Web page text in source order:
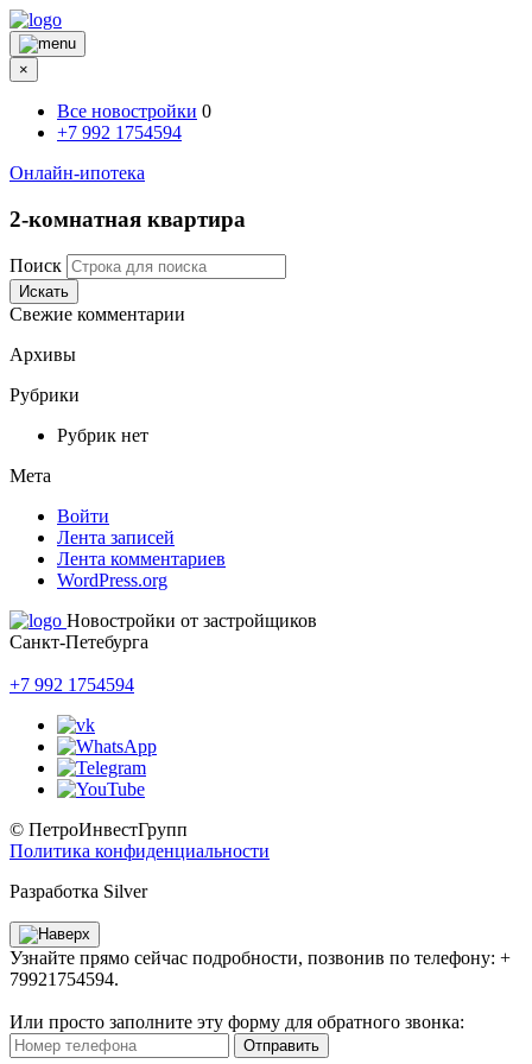
×
Все новостройки 0
+7 992 1754594
Онлайн-ипотека
2-комнатная квартира
Поиск
Искать
Свежие комментарии
Архивы
Рубрики
Рубрик нет
Мета
Войти
Лента записей
Лента комментариев
WordPress.org
Новостройки от застройщиков
Санкт-Петебурга
+7 992 1754594
© ПетроИнвестГрупп
Политика конфиденциальности
Разработка Silver
Узнайте прямо сейчас подробности, позвонив по телефону: +
79921754594.
Или просто заполните эту форму для обратного звонка:
Отправить